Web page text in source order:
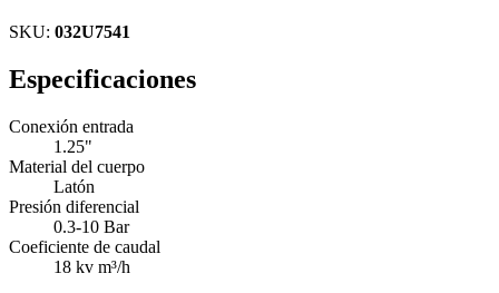
SKU: 032U7541
Especificaciones
Conexión entrada
1.25"
Material del cuerpo
Latón
Presión diferencial
0.3-10 Bar
Coeficiente de caudal
18 kv m³/h